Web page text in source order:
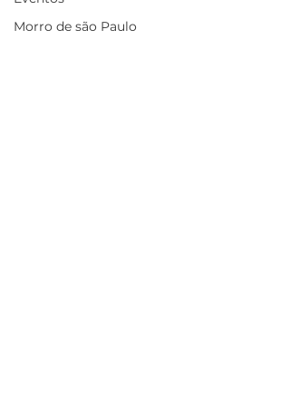
Morro de são Paulo